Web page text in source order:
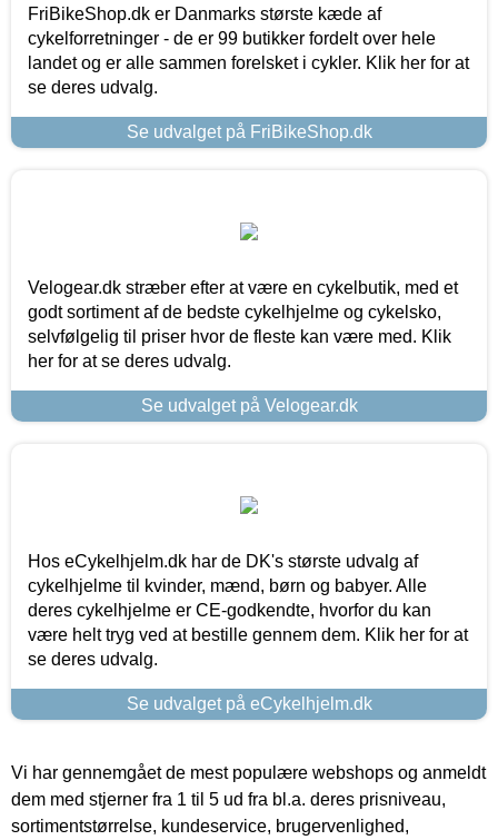
FriBikeShop.dk er Danmarks største kæde af
cykelforretninger - de er 99 butikker fordelt over hele
landet og er alle sammen forelsket i cykler. Klik her for at
se deres udvalg.
Se udvalget på FriBikeShop.dk
Velogear.dk stræber efter at være en cykelbutik, med et
godt sortiment af de bedste cykelhjelme og cykelsko,
selvfølgelig til priser hvor de fleste kan være med. Klik
her for at se deres udvalg.
Se udvalget på Velogear.dk
Hos eCykelhjelm.dk har de DK's største udvalg af
cykelhjelme til kvinder, mænd, børn og babyer. Alle
deres cykelhjelme er CE-godkendte, hvorfor du kan
være helt tryg ved at bestille gennem dem. Klik her for at
se deres udvalg.
Se udvalget på eCykelhjelm.dk
Vi har gennemgået de mest populære webshops og anmeldt
dem med stjerner fra 1 til 5 ud fra bl.a. deres prisniveau,
sortimentstørrelse, kundeservice, brugervenlighed,